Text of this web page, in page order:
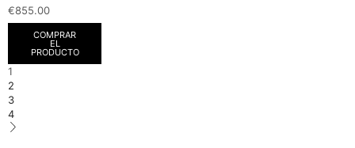
€855.00
COMPRAR
EL
PRODUCTO
1
2
3
4